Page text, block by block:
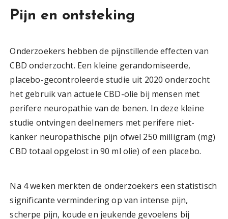
Pijn en ontsteking
Onderzoekers hebben de pijnstillende effecten van
CBD onderzocht. Een kleine gerandomiseerde,
placebo-gecontroleerde studie uit 2020 onderzocht
het gebruik van actuele CBD-olie bij mensen met
perifere neuropathie van de benen. In deze kleine
studie ontvingen deelnemers met perifere niet-
kanker neuropathische pijn ofwel 250 milligram (mg)
CBD totaal opgelost in 90 ml olie) of een placebo.
Na 4 weken merkten de onderzoekers een statistisch
significante vermindering op van intense pijn,
scherpe pijn, koude en jeukende gevoelens bij